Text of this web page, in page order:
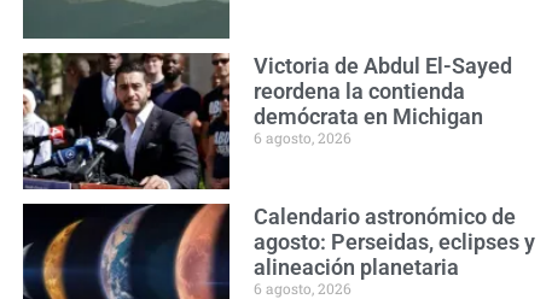
Victoria de Abdul El-Sayed
reordena la contienda
demócrata en Michigan
6 agosto, 2026
Calendario astronómico de
agosto: Perseidas, eclipses y
alineación planetaria
6 agosto, 2026